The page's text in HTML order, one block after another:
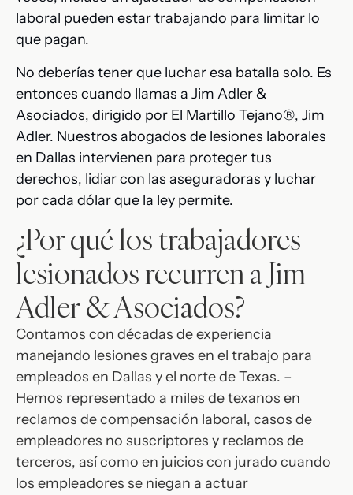
laboral pueden estar trabajando para limitar lo
que pagan.
No deberías tener que luchar esa batalla solo. Es
entonces cuando llamas a Jim Adler &
Asociados, dirigido por El Martillo Tejano®, Jim
Adler. Nuestros abogados de lesiones laborales
en Dallas intervienen para proteger tus
derechos, lidiar con las aseguradoras y luchar
por cada dólar que la ley permite.
¿Por qué los trabajadores
lesionados recurren a Jim
Adler & Asociados?
Contamos con décadas de experiencia
manejando lesiones graves en el trabajo para
empleados en Dallas y el norte de Texas. –
Hemos representado a miles de texanos en
reclamos de compensación laboral, casos de
empleadores no suscriptores y reclamos de
terceros, así como en juicios con jurado cuando
los empleadores se niegan a actuar